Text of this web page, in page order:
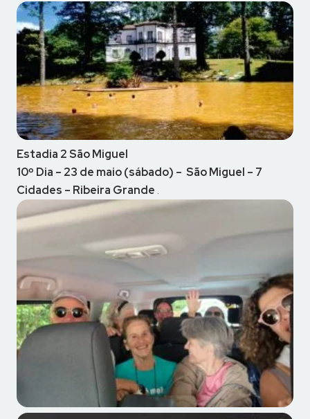
Estadia 2 São Miguel
10º Dia – 23 de maio (sábado) – São Miguel – 7
Cidades – Ribeira Grande .